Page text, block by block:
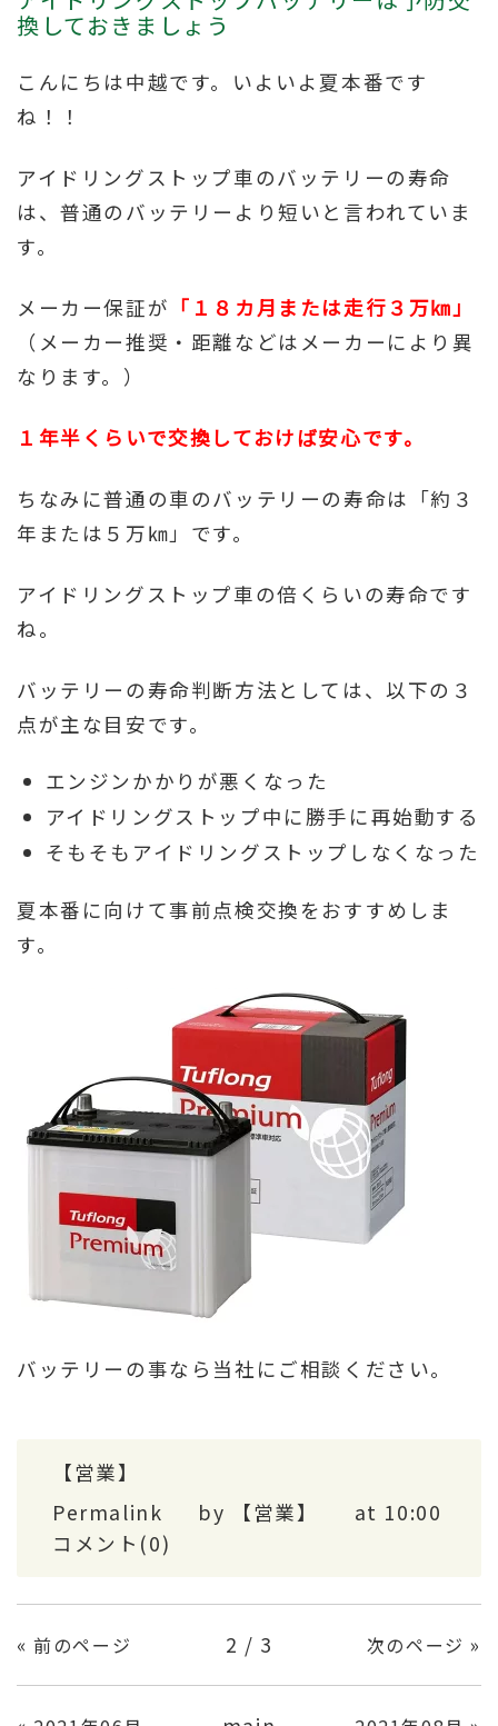
換しておきましょう
こんにちは中越です。いよいよ夏本番です
ね！！
アイドリングストップ車のバッテリーの寿命
は、普通のバッテリーより短いと言われていま
す。
メーカー保証が 「１８カ月または走行３万㎞」
（メーカー推奨・距離などはメーカーにより異
なります。）
１年半くらいで交換しておけば安心です。
ちなみに普通の車のバッテリーの寿命は「約３
年または５万㎞」です。
アイドリングストップ車の倍くらいの寿命です
ね。
バッテリーの寿命判断方法としては、以下の３
点が主な目安です。
エンジンかかりが悪くなった
アイドリングストップ中に勝手に再始動する
そもそもアイドリングストップしなくなった
夏本番に向けて事前点検交換をおすすめしま
す。
バッテリーの事なら当社にご相談ください。
【営業】
Permalink
by 【営業】
at 10:00
コメント(0)
«前のページ 2 / 3 次のページ »